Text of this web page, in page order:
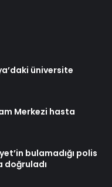
üniversite
Merkezi hasta
bulamadığı polis
doğruladı